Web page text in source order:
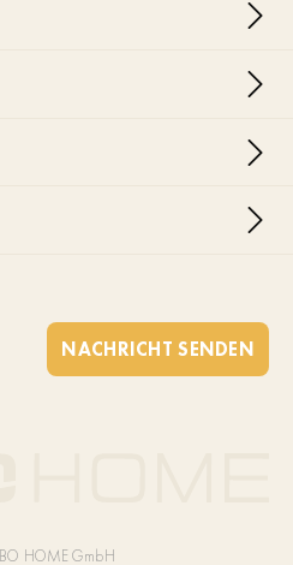
NACHRICHT SENDEN
HOME GmbH